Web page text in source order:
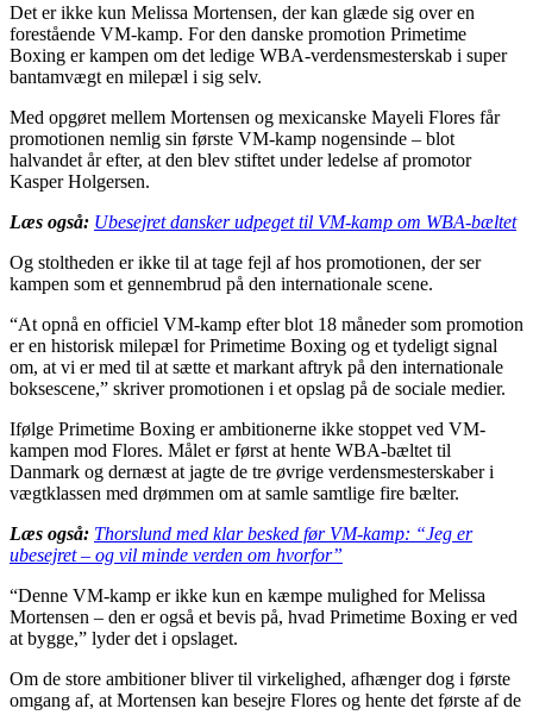
Det er ikke kun Melissa Mortensen, der kan glæde sig over en
forestående VM-kamp. For den danske promotion Primetime
Boxing er kampen om det ledige WBA-verdensmesterskab i super
bantamvægt en milepæl i sig selv.
Med opgøret mellem Mortensen og mexicanske Mayeli Flores får
promotionen nemlig sin første VM-kamp nogensinde – blot
halvandet år efter, at den blev stiftet under ledelse af promotor
Kasper Holgersen.
Læs også: Ubesejret dansker udpeget til VM-kamp om WBA-bæltet
Og stoltheden er ikke til at tage fejl af hos promotionen, der ser
kampen som et gennembrud på den internationale scene.
“At opnå en officiel VM-kamp efter blot 18 måneder som promotion
er en historisk milepæl for Primetime Boxing og et tydeligt signal
om, at vi er med til at sætte et markant aftryk på den internationale
boksescene,” skriver promotionen i et opslag på de sociale medier.
Ifølge Primetime Boxing er ambitionerne ikke stoppet ved VM-
kampen mod Flores. Målet er først at hente WBA-bæltet til
Danmark og dernæst at jagte de tre øvrige verdensmesterskaber i
vægtklassen med drømmen om at samle samtlige fire bælter.
Læs også: Thorslund med klar besked før VM-kamp: “Jeg er
ubesejret – og vil minde verden om hvorfor”
“Denne VM-kamp er ikke kun en kæmpe mulighed for Melissa
Mortensen – den er også et bevis på, hvad Primetime Boxing er ved
at bygge,” lyder det i opslaget.
Om de store ambitioner bliver til virkelighed, afhænger dog i første
omgang af, at Mortensen kan besejre Flores og hente det første af de